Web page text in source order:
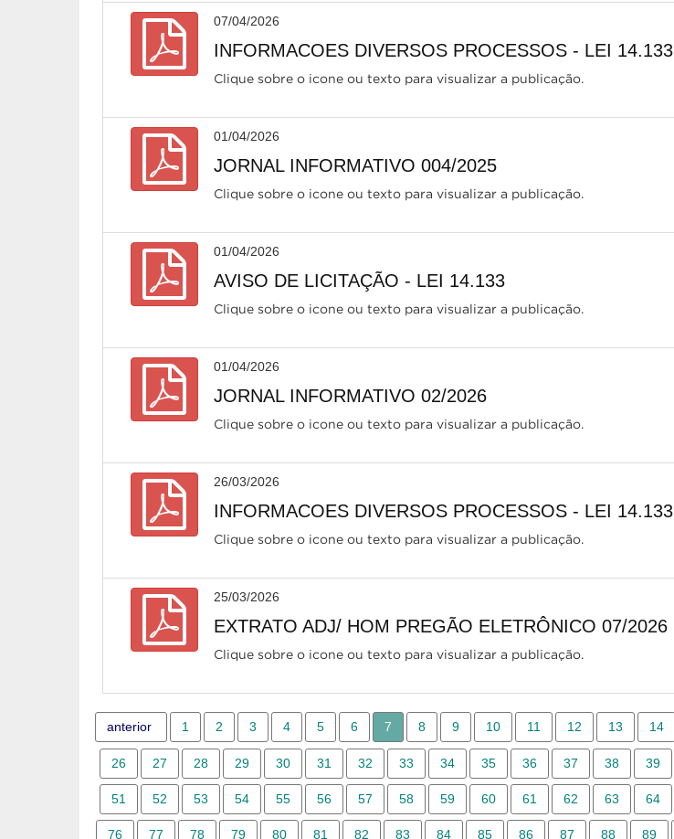
07/04/2026
INFORMACOES DIVERSOS PROCESSOS - LEI 14.133
Clique sobre o icone ou texto para visualizar a publicação.
01/04/2026
JORNAL INFORMATIVO 004/2025
Clique sobre o icone ou texto para visualizar a publicação.
01/04/2026
AVISO DE LICITAÇÃO - LEI 14.133
Clique sobre o icone ou texto para visualizar a publicação.
01/04/2026
JORNAL INFORMATIVO 02/2026
Clique sobre o icone ou texto para visualizar a publicação.
26/03/2026
INFORMACOES DIVERSOS PROCESSOS - LEI 14.133
Clique sobre o icone ou texto para visualizar a publicação.
25/03/2026
EXTRATO ADJ/ HOM PREGÃO ELETRÔNICO 07/2026
Clique sobre o icone ou texto para visualizar a publicação.
anterior 1 2 3 4 5 6 7 8 9 10 11 12 13 14
26 27 28 29 30 31 32 33 34 35 36 37 38 39
51 52 53 54 55 56 57 58 59 60 61 62 63 64
76 77 78 79 80 81 82 83 84 85 86 87 88 89